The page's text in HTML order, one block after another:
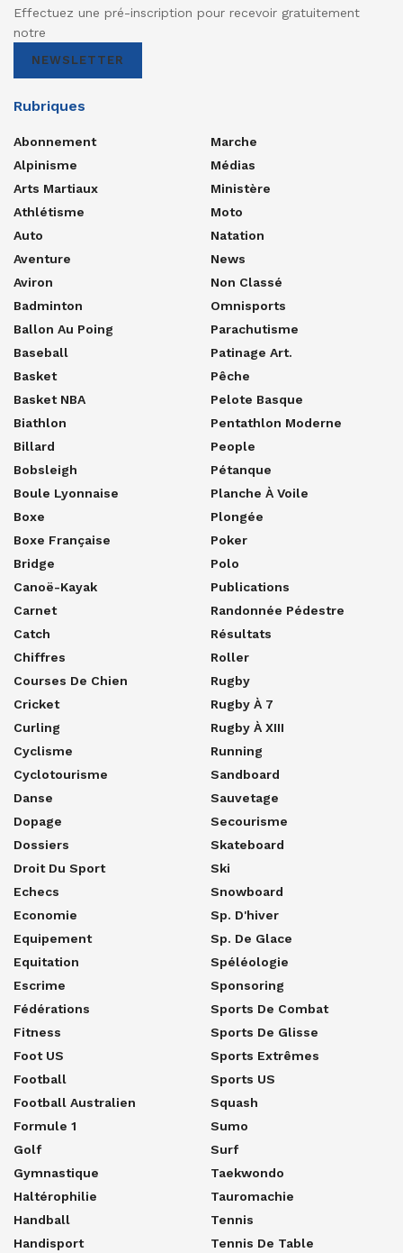
Effectuez une pré-inscription pour recevoir gratuitement
notre
NEWSLETTER
Rubriques
Abonnement
Alpinisme
Arts Martiaux
Athlétisme
Auto
Aventure
Aviron
Badminton
Ballon Au Poing
Baseball
Basket
Basket NBA
Biathlon
Billard
Bobsleigh
Boule Lyonnaise
Boxe
Boxe Française
Bridge
Canoë-Kayak
Carnet
Catch
Chiffres
Courses De Chien
Cricket
Curling
Cyclisme
Cyclotourisme
Danse
Dopage
Dossiers
Droit Du Sport
Echecs
Economie
Equipement
Equitation
Escrime
Fédérations
Fitness
Foot US
Football
Football Australien
Formule 1
Golf
Gymnastique
Haltérophilie
Handball
Handisport
Marche
Médias
Ministère
Moto
Natation
News
Non Classé
Omnisports
Parachutisme
Patinage Art.
Pêche
Pelote Basque
Pentathlon Moderne
People
Pétanque
Planche À Voile
Plongée
Poker
Polo
Publications
Randonnée Pédestre
Résultats
Roller
Rugby
Rugby À 7
Rugby À XIII
Running
Sandboard
Sauvetage
Secourisme
Skateboard
Ski
Snowboard
Sp. D'hiver
Sp. De Glace
Spéléologie
Sponsoring
Sports De Combat
Sports De Glisse
Sports Extrêmes
Sports US
Squash
Sumo
Surf
Taekwondo
Tauromachie
Tennis
Tennis De Table